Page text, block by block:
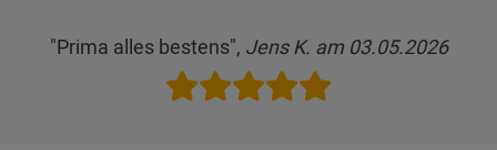
"Prima alles bestens", Jens K. am 03.05.2026